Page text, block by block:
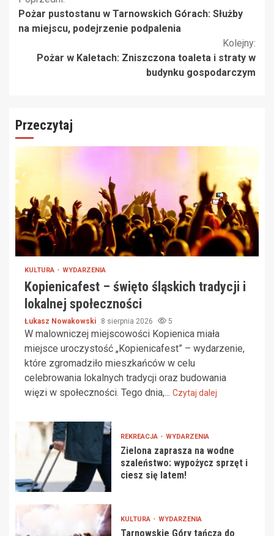
czytanie
Pożar pustostanu w Tarnowskich Górach: Służby
na miejscu, podejrzenie podpalenia
Kolejny:
Pożar w Kaletach: Zniszczona toaleta i straty w
budynku gospodarczym
Przeczytaj
KULTURA WYDARZENIA
Kopienicafest – święto śląskich tradycji i
lokalnej społeczności
Łukasz Nowakowski 8 sierpnia 2026 5
W malowniczej miejscowości Kopienica miała
miejsce uroczystość „Kopienicafest” – wydarzenie,
które zgromadziło mieszkańców w celu
celebrowania lokalnych tradycji oraz budowania
więzi w społeczności. Tego dnia,... Czytaj dalej
REKREACJA WYDARZENIA
Zielona zaprasza na wodne
szaleństwo: wypożycz sprzęt i
ciesz się latem!
KULTURA WYDARZENIA
Tarnowskie Góry tańczą do